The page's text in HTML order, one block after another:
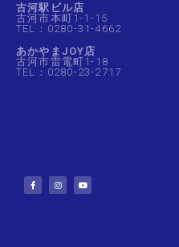
古河駅ビル店
古河市本町1-1-15
TEL：0280-31-4662
あかやまJOY店
古河市雷電町1-18
TEL：0280-23-2717